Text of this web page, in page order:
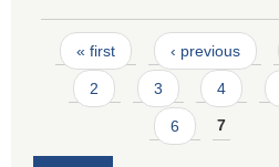
Pages
« first ‹ previous
2 3 4
6 7